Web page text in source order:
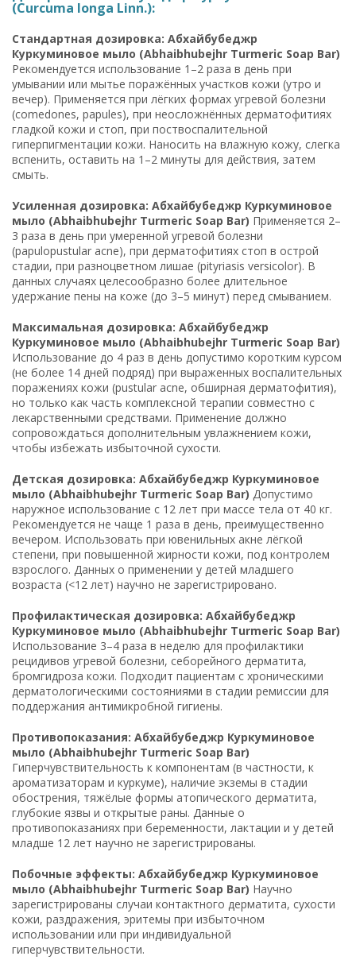
(Curcuma longa Linn.):
Стандартная дозировка: Абхайбубеджр
Куркуминовое мыло (Abhaibhubejhr Turmeric Soap Bar)
Рекомендуется использование 1–2 раза в день при
умывании или мытье поражённых участков кожи (утро и
вечер). Применяется при лёгких формах угревой болезни
(comedones, papules), при неосложнённых дерматофитиях
гладкой кожи и стоп, при поствоспалительной
гиперпигментации кожи. Наносить на влажную кожу, слегка
вспенить, оставить на 1–2 минуты для действия, затем
смыть.
Усиленная дозировка: Абхайбубеджр Куркуминовое
мыло (Abhaibhubejhr Turmeric Soap Bar) Применяется 2–
3 раза в день при умеренной угревой болезни
(papulopustular acne), при дерматофитиях стоп в острой
стадии, при разноцветном лишае (pityriasis versicolor). В
данных случаях целесообразно более длительное
удержание пены на коже (до 3–5 минут) перед смыванием.
Максимальная дозировка: Абхайбубеджр
Куркуминовое мыло (Abhaibhubejhr Turmeric Soap Bar)
Использование до 4 раз в день допустимо коротким курсом
(не более 14 дней подряд) при выраженных воспалительных
поражениях кожи (pustular acne, обширная дерматофития),
но только как часть комплексной терапии совместно с
лекарственными средствами. Применение должно
сопровождаться дополнительным увлажнением кожи,
чтобы избежать избыточной сухости.
Детская дозировка: Абхайбубеджр Куркуминовое
мыло (Abhaibhubejhr Turmeric Soap Bar) Допустимо
наружное использование с 12 лет при массе тела от 40 кг.
Рекомендуется не чаще 1 раза в день, преимущественно
вечером. Использовать при ювенильных акне лёгкой
степени, при повышенной жирности кожи, под контролем
взрослого. Данных о применении у детей младшего
возраста (<12 лет) научно не зарегистрировано.
Профилактическая дозировка: Абхайбубеджр
Куркуминовое мыло (Abhaibhubejhr Turmeric Soap Bar)
Использование 3–4 раза в неделю для профилактики
рецидивов угревой болезни, себорейного дерматита,
бромгидроза кожи. Подходит пациентам с хроническими
дерматологическими состояниями в стадии ремиссии для
поддержания антимикробной гигиены.
Противопоказания: Абхайбубеджр Куркуминовое
мыло (Abhaibhubejhr Turmeric Soap Bar)
Гиперчувствительность к компонентам (в частности, к
ароматизаторам и куркуме), наличие экземы в стадии
обострения, тяжёлые формы атопического дерматита,
глубокие язвы и открытые раны. Данные о
противопоказаниях при беременности, лактации и у детей
младше 12 лет научно не зарегистрированы.
Побочные эффекты: Абхайбубеджр Куркуминовое
мыло (Abhaibhubejhr Turmeric Soap Bar) Научно
зарегистрированы случаи контактного дерматита, сухости
кожи, раздражения, эритемы при избыточном
использовании или при индивидуальной
гиперчувствительности.